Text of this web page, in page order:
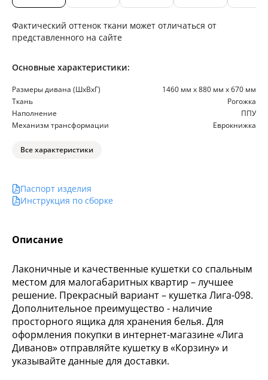
Описание
Лаконичные и качественные кушетки со спальным
местом для малогабаритных квартир – лучшее
решение. Прекрасный вариант – кушетка Лига-098.
Дополнительное преимущество - наличие
просторного ящика для хранения белья. Для
оформления покупки в интернет-магазине «Лига
Диванов» отправляйте кушетку в «Корзину» и
указывайте данные для доставки.
Фактический оттенок ткани может отличаться от
представленного на сайте
Основные характеристики:
Размеры дивана (ШхВхГ)
1460 мм х 880 мм х 670 мм
Ткань
Рогожка
Наполнение
ППУ
Механизм трансформации
Еврокнижка
Все характеристики
Паспорт изделия
Инструкция по сборке